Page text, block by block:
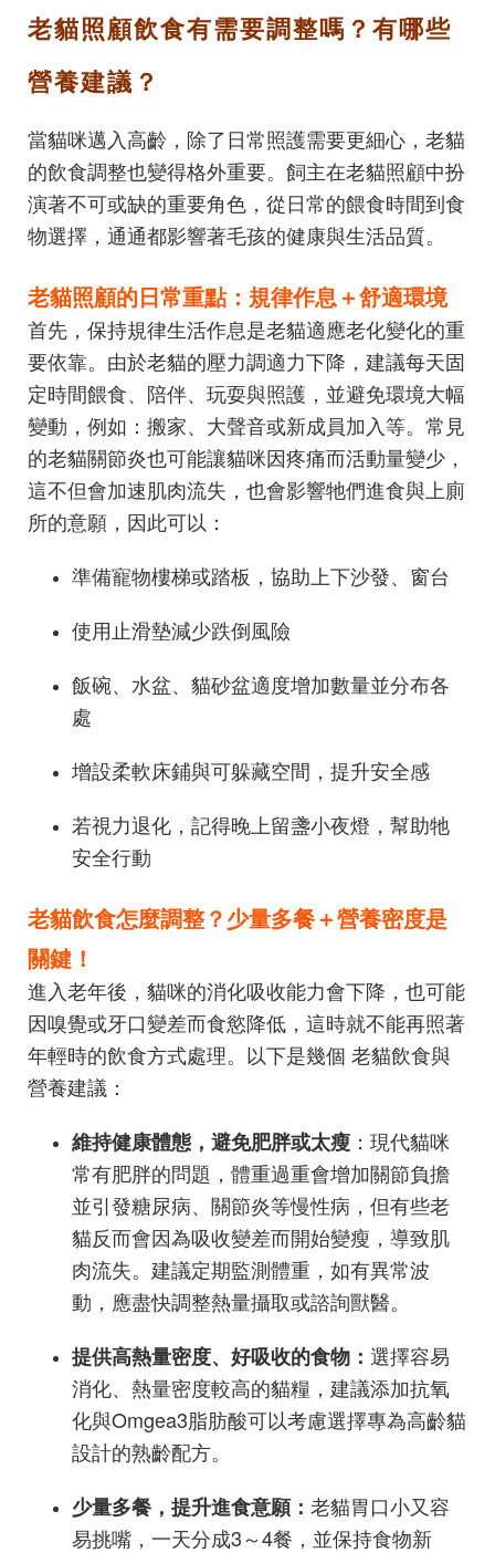
老貓照顧飲食有需要調整嗎？有哪些
營養建議？
當貓咪邁入高齡，除了日常照護需要更細心，老貓
的飲食調整也變得格外重要。飼主在老貓照顧中扮
演著不可或缺的重要角色，從日常的餵食時間到食
物選擇，通通都影響著毛孩的健康與生活品質。
老貓照顧的日常重點：規律作息＋舒適環境
首先，保持規律生活作息是老貓適應老化變化的重
要依靠。由於老貓的壓力調適力下降，建議每天固
定時間餵食、陪伴、玩耍與照護，並避免環境大幅
變動，例如：搬家、大聲音或新成員加入等。常見
的老貓關節炎也可能讓貓咪因疼痛而活動量變少，
這不但會加速肌肉流失，也會影響牠們進食與上廁
所的意願，因此可以：
準備寵物樓梯或踏板，協助上下沙發、窗台
使用止滑墊減少跌倒風險
飯碗、水盆、貓砂盆適度增加數量並分布各
處
增設柔軟床鋪與可躲藏空間，提升安全感
若視力退化，記得晚上留盞小夜燈，幫助牠
安全行動
老貓飲食怎麼調整？少量多餐＋營養密度是
關鍵！
進入老年後，貓咪的消化吸收能力會下降，也可能
因嗅覺或牙口變差而食慾降低，這時就不能再照著
年輕時的飲食方式處理。以下是幾個 老貓飲食與
營養建議：
維持健康體態，避免肥胖或太瘦 ：現代貓咪
常有肥胖的問題，體重過重會增加關節負擔
並引發糖尿病、關節炎等慢性病，但有些老
貓反而會因為吸收變差而開始變瘦，導致肌
肉流失。建議定期監測體重，如有異常波
動，應盡快調整熱量攝取或諮詢獸醫。
提供高熱量密度、好吸收的食物： 選擇容易
消化、熱量密度較高的貓糧，建議添加抗氧
化與Omgea3脂肪酸可以考慮選擇專為高齡貓
設計的熟齡配方。
少量多餐，提升進食意願： 老貓胃口小又容
易挑嘴，一天分成3～4餐，並保持食物新